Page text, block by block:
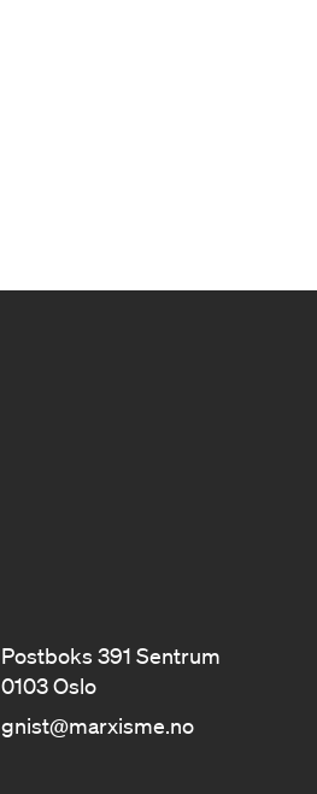
Postboks 391 Sentrum
0103 Oslo
gnist@marxisme.no